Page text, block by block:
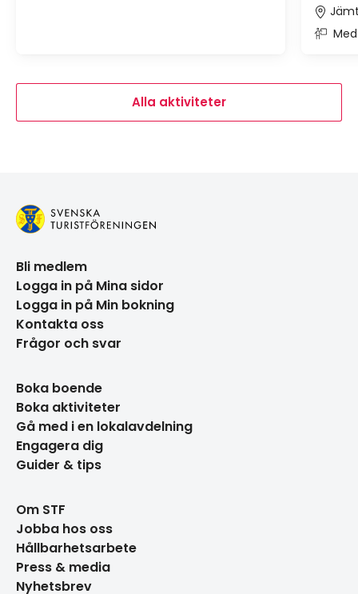
Alla aktiviteter
Bli medlem
Logga in på Mina sidor
Logga in på Min bokning
Kontakta oss
Frågor och svar
Boka boende
Boka aktiviteter
Gå med i en lokalavdelning
Engagera dig
Guider & tips
Om STF
Jobba hos oss
Hållbarhetsarbete
Press & media
Nyhetsbrev